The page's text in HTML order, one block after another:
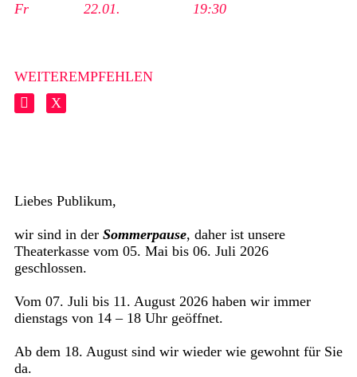
Fr
22.01. 19:30
WEITEREMPFEHLEN
Liebes Publikum,
wir sind in derSommerpause, daher ist unsere
Theaterkasse vom 05. Mai bis 06. Juli 2026
geschlossen.
Vom 07. Juli bis 11. August 2026 haben wir immer
dienstags von 14 – 18 Uhr geöffnet.
Ab dem 18. August sind wir wieder wie gewohnt für Sie
da.